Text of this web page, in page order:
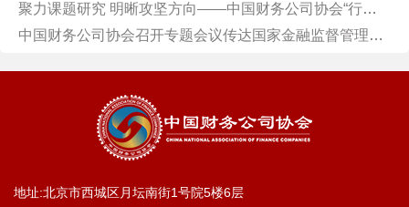
聚力课题研究 明晰攻坚方向——中国财务公司协会“行业理论研究”课题工作会议在京召开
中国财务公司协会召开专题会议传达国家金融监督管理总局系统党的建设工作会议暨2026年年中工作会议精神
地址:北京市西城区月坛南街1号院5楼6层